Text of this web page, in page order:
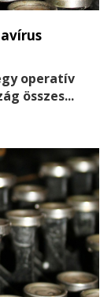
operatív
összes...